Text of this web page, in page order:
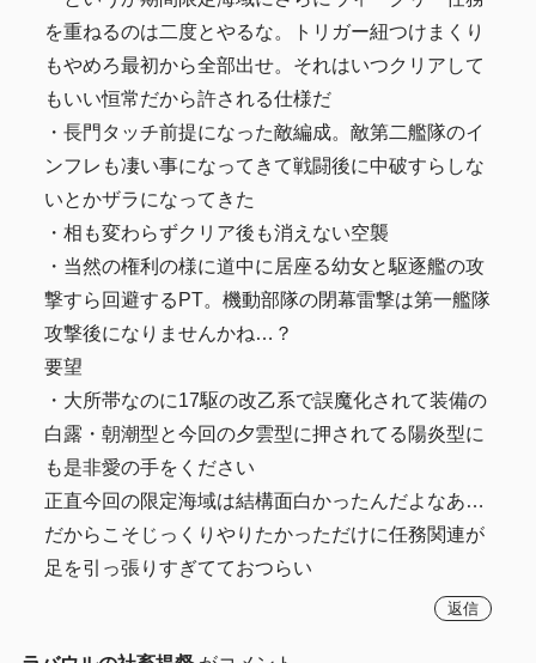
を重ねるのは二度とやるな。トリガー紐つけまくり
もやめろ最初から全部出せ。それはいつクリアして
もいい恒常だから許される仕様だ
・長門タッチ前提になった敵編成。敵第二艦隊のイ
ンフレも凄い事になってきて戦闘後に中破すらしな
いとかザラになってきた
・相も変わらずクリア後も消えない空襲
・当然の権利の様に道中に居座る幼女と駆逐艦の攻
撃すら回避するPT。機動部隊の閉幕雷撃は第一艦隊
攻撃後になりませんかね…？
要望
・大所帯なのに17駆の改乙系で誤魔化されて装備の
白露・朝潮型と今回の夕雲型に押されてる陽炎型に
も是非愛の手をください
正直今回の限定海域は結構面白かったんだよなあ…
だからこそじっくりやりたかっただけに任務関連が
足を引っ張りすぎてておつらい
返信